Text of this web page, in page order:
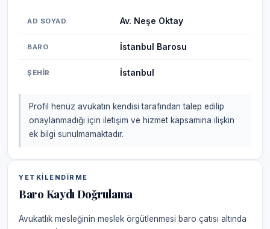
AD SOYAD Av. Neşe Oktay
BARO İstanbul Barosu
ŞEHIR İstanbul
Profil henüz avukatın kendisi tarafından talep edilip
onaylanmadığı için iletişim ve hizmet kapsamına ilişkin
ek bilgi sunulmamaktadır.
YETKILENDIRME
Baro Kaydı Doğrulama
Avukatlık mesleğinin meslek örgütlenmesi baro çatısı altında